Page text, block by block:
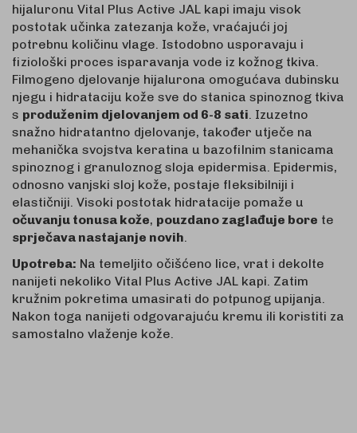
hijaluronu Vital Plus Active JAL kapi imaju visok
postotak učinka zatezanja kože, vraćajući joj
potrebnu količinu vlage. Istodobno usporavaju i
fiziološki proces isparavanja vode iz kožnog tkiva.
Filmogeno djelovanje hijalurona omogućava dubinsku
njegu i hidrataciju kože sve do stanica spinoznog tkiva
s produženim djelovanjem od 6-8 sati. Izuzetno
snažno hidratantno djelovanje, također utječe na
mehanička svojstva keratina u bazofilnim stanicama
spinoznog i granuloznog sloja epidermisa. Epidermis,
odnosno vanjski sloj kože, postaje fleksibilniji i
elastičniji. Visoki postotak hidratacije pomaže u
očuvanju tonusa kože, pouzdano zaglađuje bore te
sprječava nastajanje novih.
Upotreba: Na temeljito očišćeno lice, vrat i dekolte
nanijeti nekoliko Vital Plus Active JAL kapi. Zatim
kružnim pokretima umasirati do potpunog upijanja.
Nakon toga nanijeti odgovarajuću kremu ili koristiti za
samostalno vlaženje kože.